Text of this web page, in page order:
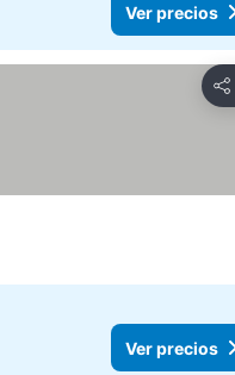
Ver precios
Ver precios